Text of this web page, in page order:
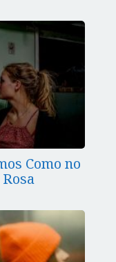
Como no